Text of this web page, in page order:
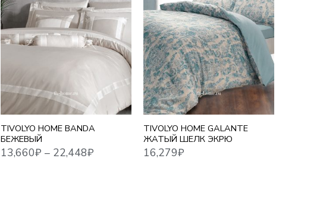
TIVOLYO HOME BANDA
БЕЖЕВЫЙ
–22,448₽
1,5 СПАЛЬНЫЙ
ЕВРО MAXI
СЕМЕЙНЫЙ
TIVOLYO HOME GALANTE
ЖАТЫЙ ШЕЛК ЭКРЮ
16,279₽
10,755 ₽–17,716